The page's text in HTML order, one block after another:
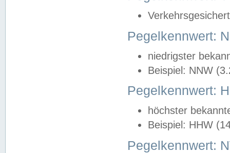
Pegelkennwert:
niedrigster
Beispiel: NNW
Pegelkennwert:
höchster
Beispiel: HHW
Pegelkennwert: